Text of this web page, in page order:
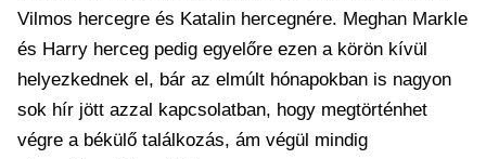
Vilmos hercegre és Katalin hercegnére. Meghan Markle
és Harry herceg pedig egyelőre ezen a körön kívül
helyezkednek el, bár az elmúlt hónapokban is nagyon
sok hír jött azzal kapcsolatban, hogy megtörténhet
végre a békülő találkozás, ám végül mindig